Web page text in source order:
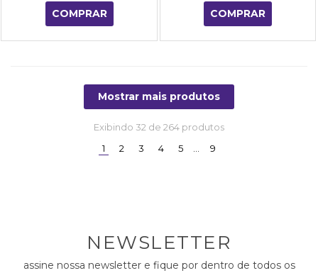
COMPRAR COMPRAR
Mostrar mais produtos
Exibindo 32 de 264 produtos
1 (current)
2 3 4 5 9
NEWSLETTER
assine nossa newsletter e fique por dentro de todos os